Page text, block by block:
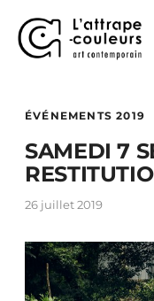
ÉVÉNEMENTS 2019
SAMEDI 7
26 juillet 2019